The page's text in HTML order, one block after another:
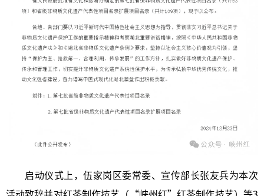
启动仪式上，伍家岗区委常委、宣传部长张友兵为本次